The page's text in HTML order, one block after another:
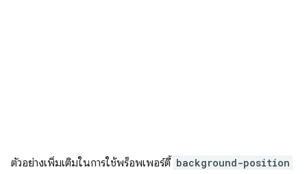
ตัวอย่างเพิ่มเติมในการใช้พร็อพเพอร์ตี้ background-position